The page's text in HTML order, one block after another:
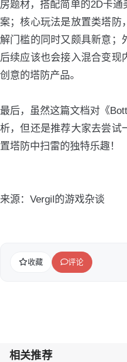
房题材，搭配简单的2D卡
案；核心玩法是放置类塔防
解门槛的同时又颇具新意；
后续应该也会接入混合变现
创意的塔防产品。
最后，虽然这篇文档对《
析，但还是推荐大家去尝试
置塔防中扫雷的独特乐趣！
来源：Vergil的游戏杂谈
收藏 评论
相关推荐